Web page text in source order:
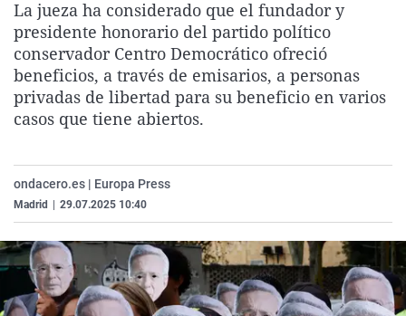
La rosa de los vientos
Gente viajera
Como el perro y el
Caso
Retornados
Equipo de
Extremadura
Galicia
La Rioja
Virales
Televisión
Elecciones
La jueza ha considerado que el fundador y
presidente honorario del partido político
conservador Centro Democrático ofreció
beneficios, a través de emisarios, a personas
privadas de libertad para su beneficio en varios
casos que tiene abiertos.
ondacero.es | Europa Press
Madrid 29.07.2025 10:40